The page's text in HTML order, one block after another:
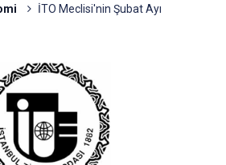
İTO Meclisi'nin Şubat Ayı